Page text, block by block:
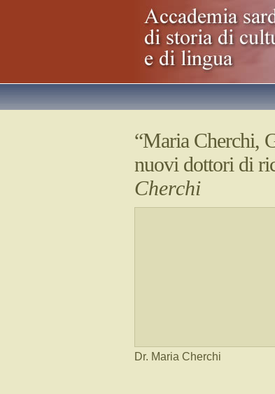
“Maria Cherchi,
nuovi dottori di
Cherchi
Dr. Maria Cherchi